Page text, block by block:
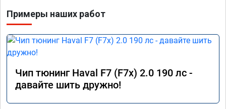
Примеры наших работ
Чип тюнинг Haval F7 (F7x) 2.0 190 лс -
давайте шить дружно!